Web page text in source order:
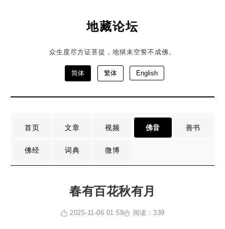
地藏论坛
众生度尽方证菩提，地狱未空誓不成佛。
简体 繁体 English
首页 文章 视频 佛音 善书
佛经 词典 微博
春有百花秋有月
2025-11-06 01:59 阅读：339